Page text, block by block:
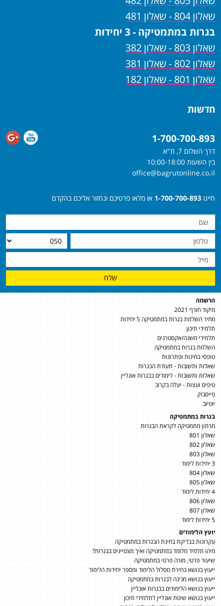
שאלון 804 - שאלון 481
בגרות במתמטיקה - 3 יחידות
שאלון 803 - שאלון 382
שאלון 802 - שאלון 381
שאלון 801 - שאלון 182
חדשות
1-700-700-893
דרך השלום 7, ת"א
בין השעות 10:00-18:00
office@bagrutonline.co.il
חייגו 1-700-700-893 או מלאו פרטיכם ונחזור אליכם בהקדם
שלח
הרשמה
מיקוד חורף 2021
מחיר השלמת בגרות במתמטיקה 5 יחידות
תלמידי תיכון
תלמידי משנה/אקסטרנים
השלמת בגרות במתמטיקה
טופסי בחינות ופתרונות
שאלות ותשובות - תעודת הבגרות
שאלות ותשובות - לימודים בבגרות אונליין
טיפים ועצות - יעלה בקרוב
פייסבוק
יוטיוב
בגרות במתמטיקה
מרתון מתמטיקה לקראת הבגרות
שאלון 801
שאלון 802
שאלון 803
3 יחידות לימוד
שאלון 804
שאלון 805
4 יחידות לימוד
שאלון 806
שאלון 807
5 יחידות לימוד
יועץ הלימודים
עקרונות בבדיקת בחינת הבגרות במתמטיקה
מיהו תלמיד מלומד במתמטיקה ואיך מצטיינים בבגרות?
שיעור פרטי, מורה פרטי במתמטיקה
ייעוץ בנושא בחירת מסלול הלימוד ומספר יחידות הלימוד
ייעוץ בנושא מכינה לבגרות במתמטיקה
ייעוץ בנושא הלימודים בבגרות אונליין
ייעוץ בנושא שיטת אונליין לתלמידי תיכון